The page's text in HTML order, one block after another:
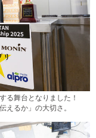
る舞台となりました！
えるか」の大切さ。